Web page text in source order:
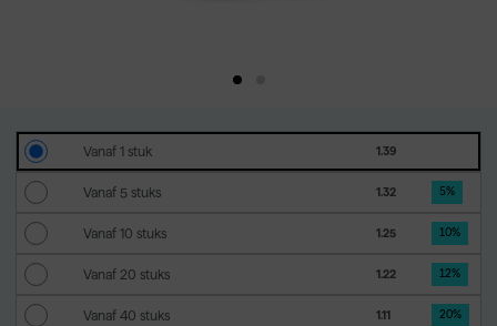
Vanaf 1 stuk 1.39
Vanaf 5 stuks 1.32 5%
Vanaf 10 stuks 1.25 10%
Vanaf 20 stuks 1.22 12%
Vanaf 40 stuks 1.11 20%